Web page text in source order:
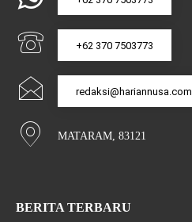
+62 370 7503773
redaksi@hariannusa.com
MATARAM, 83121
BERITA TERBARU